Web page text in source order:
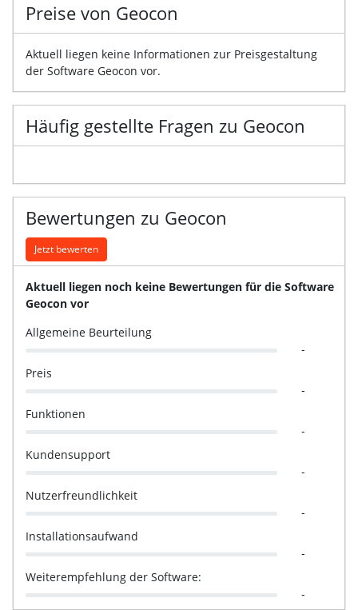
Preise von Geocon
Aktuell liegen keine Informationen zur Preisgestaltung
der Software Geocon vor.
Häufig gestellte Fragen zu Geocon
Bewertungen zu Geocon
Jetzt bewerten
Aktuell liegen noch keine Bewertungen für die Software
Geocon vor
Allgemeine Beurteilung
-
Preis
-
Funktionen
-
Kundensupport
-
Nutzerfreundlichkeit
-
Installationsaufwand
-
Weiterempfehlung der Software:
-